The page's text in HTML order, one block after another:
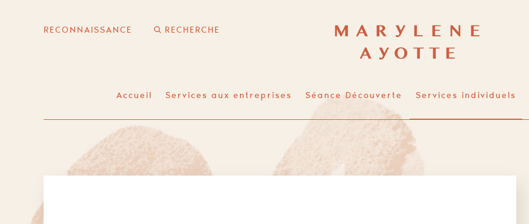
RECONNAISSANCE
Accueil Services aux entreprises Séance Découverte Services individuels